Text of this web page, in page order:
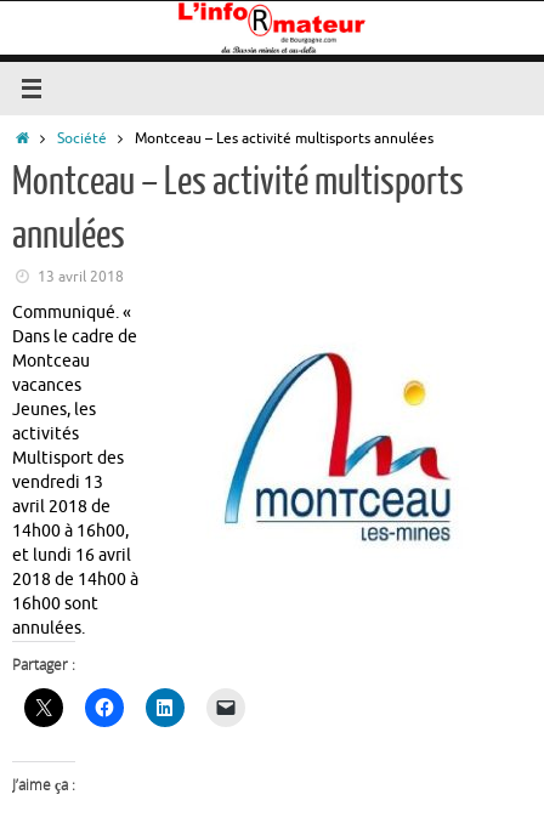
contenu
Accueil
Société Montceau – Les activité multisports annulées
Montceau – Les activité multisports
annulées
13 avril 2018
Communiqué. «
Dans le cadre de
Montceau
vacances
Jeunes, les
activités
Multisport des
vendredi 13
avril 2018 de
14h00 à 16h00,
et lundi 16 avril
2018 de 14h00 à
16h00 sont
annulées.
Partager :
J’aime ça :